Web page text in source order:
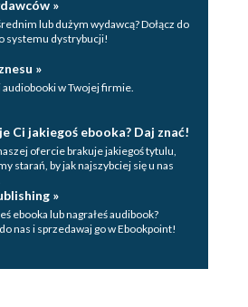
»
lub dużym wydawcą? Dołącz do
systemu dystrybucji!
»
audiobooki w Twojej firmie.
Ci jakiegoś ebooka? Daj znać!
ofercie brakuje jakiegoś tytulu,
starań, by jak najszybciej się u nas
»
ebooka lub nagrałeś audibook?
nas i sprzedawaj go w Ebookpoint!